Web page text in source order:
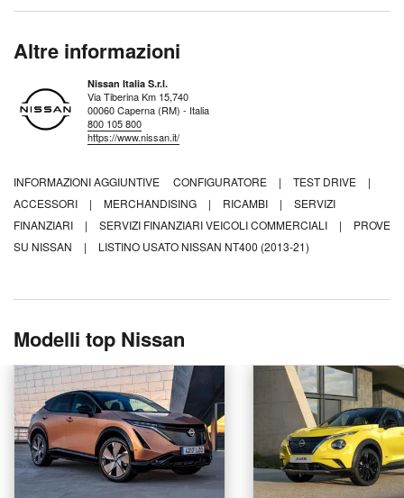
Altre informazioni
Nissan Italia S.r.l.
Via Tiberina Km 15,740
00060 Caperna (RM) - Italia
800 105 800
https://www.nissan.it/
INFORMAZIONI AGGIUNTIVE CONFIGURATORE | TEST DRIVE
|
ACCESSORI
| MERCHANDISING | RICAMBI |
SERVIZI
FINANZIARI
| SERVIZI FINANZIARI VEICOLI COMMERCIALI |
PROVE
SU NISSAN
| LISTINO USATO NISSAN NT400 (2013-21)
Modelli top Nissan